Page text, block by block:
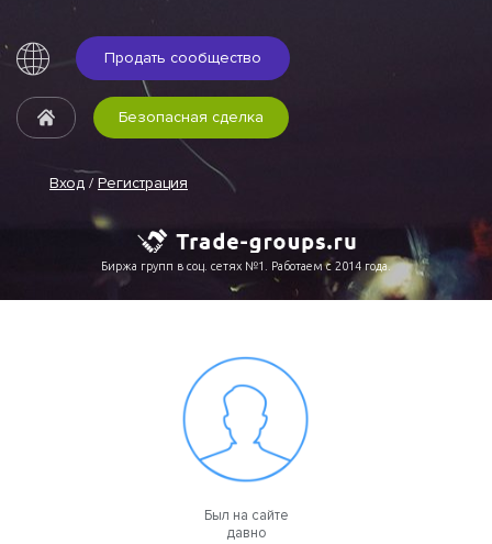
Продать сообщество
Вход / Регистрация
Безопасная сделка
Биржа групп в соц. сетях №1. Работаем с 2014 года.
Был на сайте
давно